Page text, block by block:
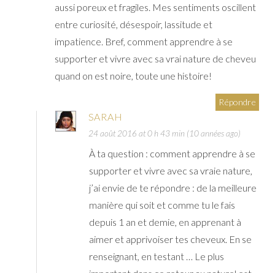
aussi poreux et fragiles. Mes sentiments oscillent
entre curiosité, désespoir, lassitude et
impatience. Bref, comment apprendre à se
supporter et vivre avec sa vrai nature de cheveu
quand on est noire, toute une histoire!
Répondre
SARAH
24 août 2016 at 0 h 43 min (10 années ago)
À ta question : comment apprendre à se
supporter et vivre avec sa vraie nature,
j’ai envie de te répondre : de la meilleure
manière qui soit et comme tu le fais
depuis 1 an et demie, en apprenant à
aimer et apprivoiser tes cheveux. En se
renseignant, en testant … Le plus